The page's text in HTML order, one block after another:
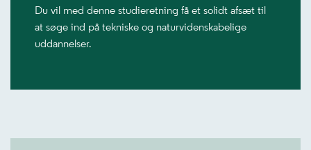
Du vil med denne studieretning få et solidt afsæt til
at søge ind på tekniske og naturvidenskabelige
uddannelser.